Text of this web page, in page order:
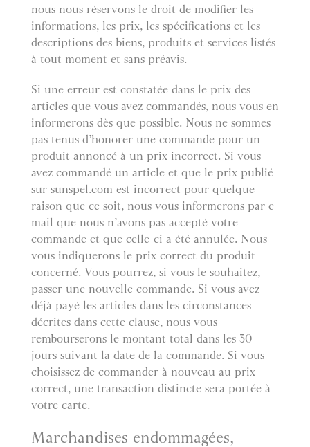
nous nous réservons le droit de modifier les
informations, les prix, les spécifications et les
descriptions des biens, produits et services listés
à tout moment et sans préavis.
Si une erreur est constatée dans le prix des
articles que vous avez commandés, nous vous en
informerons dès que possible. Nous ne sommes
pas tenus d’honorer une commande pour un
produit annoncé à un prix incorrect. Si vous
avez commandé un article et que le prix publié
sur sunspel.com est incorrect pour quelque
raison que ce soit, nous vous informerons par e-
mail que nous n’avons pas accepté votre
commande et que celle-ci a été annulée. Nous
vous indiquerons le prix correct du produit
concerné. Vous pourrez, si vous le souhaitez,
passer une nouvelle commande. Si vous avez
déjà payé les articles dans les circonstances
décrites dans cette clause, nous vous
rembourserons le montant total dans les 30
jours suivant la date de la commande. Si vous
choisissez de commander à nouveau au prix
correct, une transaction distincte sera portée à
votre carte.
Marchandises endommagées,